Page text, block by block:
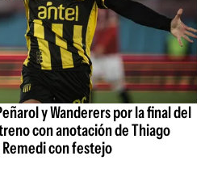
y Wanderers por la final del
con anotación de Thiago
Remedi con festejo